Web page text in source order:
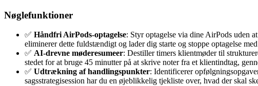
Nøglefunktioner
✅ Håndfri AirPods-optagelse: Styr optagelse via dine AirPods uden
eliminerer dette fuldstændigt og lader dig starte og stoppe optagelse
✅ AI-drevne møderesumeer: Destiller timers klientmøder til
stedet for at bruge 45 minutter på at skrive noter fra et klientindtag,
✅ Udtrækning af handlingspunkter: Identificerer
sagsstrategisession har du en øjeblikkelig tjekliste over, hvad der skal